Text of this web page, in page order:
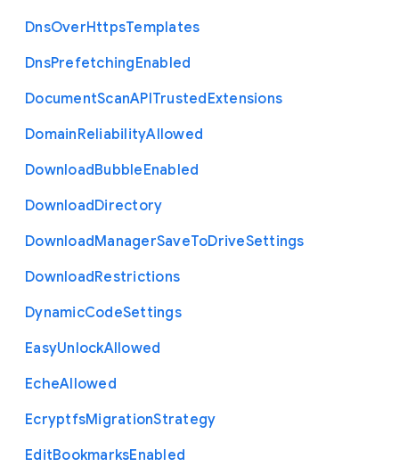
DnsOverHttpsTemplates
DnsPrefetchingEnabled
DocumentScanAPITrustedExtensions
DomainReliabilityAllowed
DownloadBubbleEnabled
DownloadDirectory
DownloadManagerSaveToDriveSettings
DownloadRestrictions
DynamicCodeSettings
EasyUnlockAllowed
EcheAllowed
EcryptfsMigrationStrategy
EditBookmarksEnabled